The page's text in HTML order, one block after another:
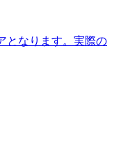
となります。実際の